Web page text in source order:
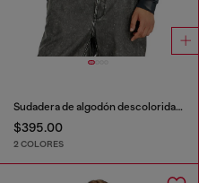
Sudadera de algodón descolorida con detalles deshilachados
$395.00
2 COLORES